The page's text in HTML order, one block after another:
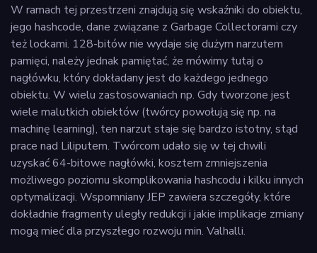
W ramach tej przestrzeni znajdują się wskaźniki do obiektu,
jego hashcode, dane związane z Garbage Collectorami czy
też lockami. 128-bitów nie wydaje się dużym narzutem
pamięci, należy jednak pamiętać, że mówimy tutaj o
nagłówku, który dokładany jest do każdego jednego
obiektu. W wielu zastosowaniach np. Gdy tworzone jest
wiele malutkich obiektów (twórcy powołują się np. na
machinę learning), ten narzut staje się bardzo istotny, stąd
prace nad Liliputem. Twórcom udało się w tej chwili
uzyskać 64-bitowe nagłówki, kosztem zmniejszenia
możliwego poziomu skomplikowania hashcodu i kilku innych
optymalizacji. Wspomniany JEP zawiera szczegóły, które
dokładnie fragmenty uległy redukcji i jakie implikacje zmiany
mogą mieć dla przyszłego rozwoju min. Valhalli.